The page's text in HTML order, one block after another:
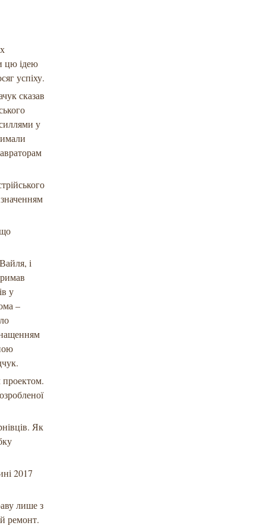
цю ідею
успіху.
сказав
у
і
у
–
Як
2017
лише з
ремонт.